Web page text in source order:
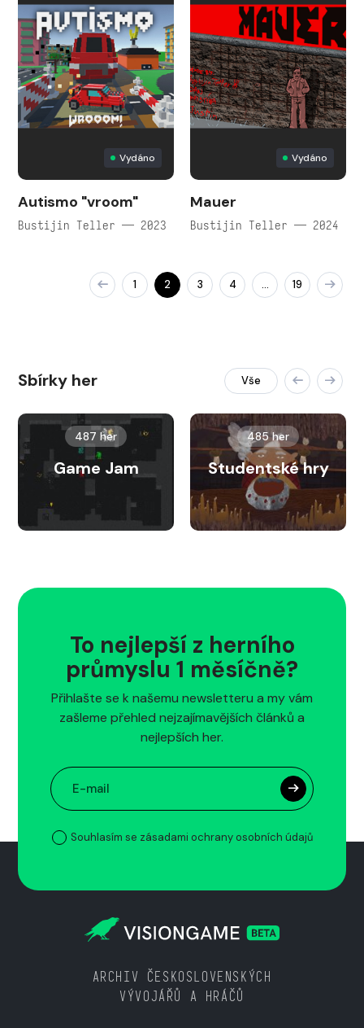
Vydáno
Autismo "vroom"
Bustijin Teller — 2023
Vydáno
Mauer
Bustijin Teller — 2024
1 2 3 4 … 19
Sbírky her Vše
487 her
Game Jam
485 her
Studentské hry
To nejlepší z herního
průmyslu 1 měsíčně?
Přihlašte se k našemu newsletteru a my vám
zašleme přehled nejzajímavějších článků a
nejlepších her.
Souhlasím se zásadami ochrany osobních údajů
ARCHIV ČESKOSLOVENSKÝCH
VÝVOJÁŘŮ A HRÁČŮ